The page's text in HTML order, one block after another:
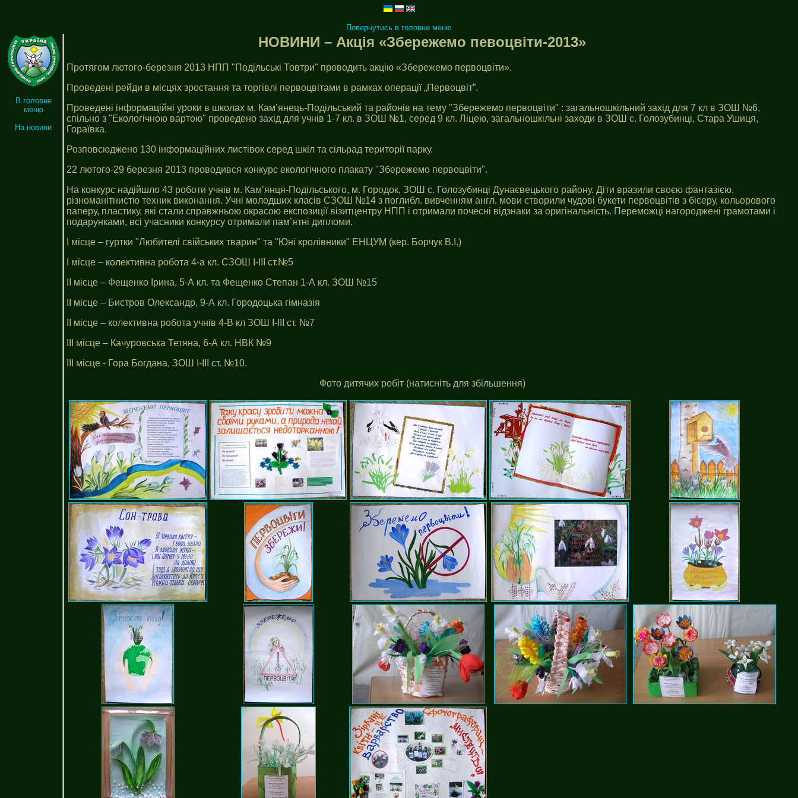
Повернутись в головне меню
В головне
меню
На новини
НОВИНИ – Акція «Збережемо певоцвіти-2013»
Протягом лютого-березня 2013 НПП "Подільські Товтри" проводить акцію «Збережемо первоцвіти».
Проведені рейди в місцях зростання та торгівлі первоцвітами в рамках операції „Первоцвіт”.
Проведені інформаційні уроки в школах м. Кам’янець-Подільський та районів на тему "Збережемо первоцвіти" : загальношкільний захід для 7 кл в ЗОШ №6,
спільно з "Екологічною вартою" проведено захід для учнів 1-7 кл. в ЗОШ №1, серед 9 кл. Ліцею, загальношкільні заходи в ЗОШ с. Голозубинці, Стара Ушиця,
Гораївка.
Розповсюджено 130 інформаційних листівок серед шкіл та сільрад території парку.
22 лютого-29 березня 2013 проводився конкурс екологічного плакату "Збережемо первоцвіти".
На конкурс надійшло 43 роботи учнів м. Кам’янця-Подільського, м. Городок, ЗОШ с. Голозубинці Дунаєвецького району. Діти вразили своєю фантазією,
різноманітнистю техник виконання. Учні молодших класів СЗОШ №14 з поглибл. вивченням англ. мови створили чудові букети первоцвітів з бісеру, кольорового
паперу, пластику, які стали справжньою окрасою експозиції візитцентру НПП і отримали почесні відзнаки за оригінальність. Переможці нагороджені грамотами і
подарунками, всі учасники конкурсу отримали пам’ятні дипломи.
І місце – гуртки "Любителі свійських тварин" та "Юні кролівники" ЕНЦУМ (кер. Борчук В.І.)
І місце – колективна робота 4-а кл. СЗОШ І-ІІІ ст.№5
ІІ місце – Фещенко Ірина, 5-А кл. та Фещенко Степан 1-А кл. ЗОШ №15
ІІ місце – Бистров Олександр, 9-А кл. Городоцька гімназія
ІІ місце – колективна робота учнів 4-В кл ЗОШ І-ІІІ ст. №7
ІІІ місце – Качуровська Тетяна, 6-А кл. НВК №9
ІІІ місце - Гора Богдана, ЗОШ І-ІІІ ст. №10.
Фото дитячих робіт (натисніть для збільшення)